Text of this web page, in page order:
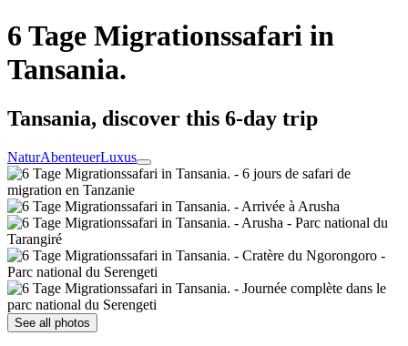
6 Tage Migrationssafari in
Tansania.
Tansania, discover this 6-day trip
NaturAbenteuerLuxus
See all photos